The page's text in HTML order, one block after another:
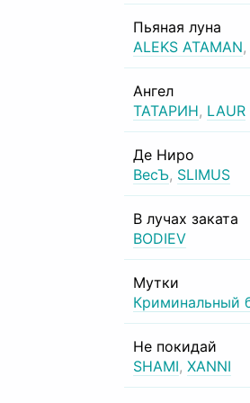
Пьяная луна
ALEKS ATAMAN,
Ангел
ТАТАРИН, LAUR
Де Ниро
ВесЪ, SLIMUS
В лучах заката
BODIEV
Мутки
Криминальный
Не покидай
SHAMI, XANNI